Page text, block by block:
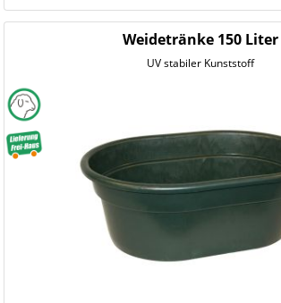
Weidetränke 150 Liter
UV stabiler Kunststoff